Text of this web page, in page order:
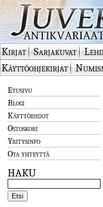
Kirjat Sarjakuvat
Käyttöohjekirjat
Etusivu
Blogi
Käyttöehdot
Ostoskori
Yritysinfo
Ota yhteyttä
HAKU